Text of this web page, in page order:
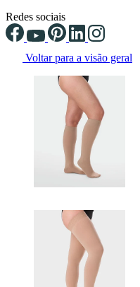
Redes sociais
Voltar para a visão geral